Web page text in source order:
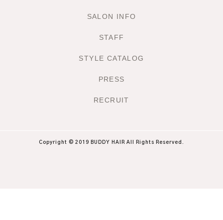
SALON INFO
STAFF
STYLE CATALOG
PRESS
RECRUIT
Copyright © 2019 BUDDY HAIR All Rights Reserved.